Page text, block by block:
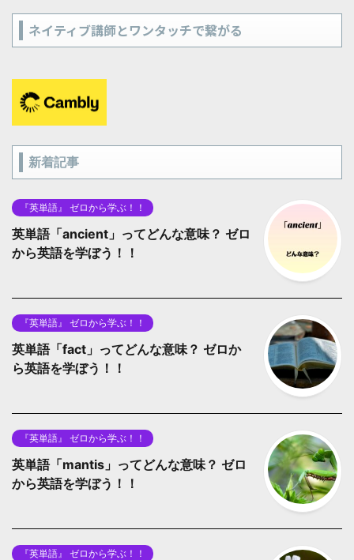
ネイティブ講師とワンタッチで繋がる
新着記事
『英単語』 ゼロから学ぶ！！
英単語「ancient」ってどんな意味？ ゼロ
から英語を学ぼう！！
『英単語』 ゼロから学ぶ！！
英単語「fact」ってどんな意味？ ゼロか
ら英語を学ぼう！！
『英単語』 ゼロから学ぶ！！
英単語「mantis」ってどんな意味？ ゼロ
から英語を学ぼう！！
『英単語』 ゼロから学ぶ！！